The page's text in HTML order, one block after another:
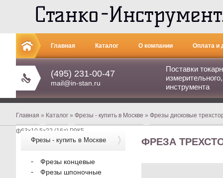
(495) 231-00-47
mail@in-stan.ru
Поставки
инструмента
Главная Каталог О компании Оплата и
Контакты
Главная » Каталог » Фрезы - купить в Москве » Фрезы дисковые
ф63х10,5х22 (16z) Р9К5
ФРЕЗА
Фрезы - купить в Москве
Фрезы концевые
Фрезы шпоночные